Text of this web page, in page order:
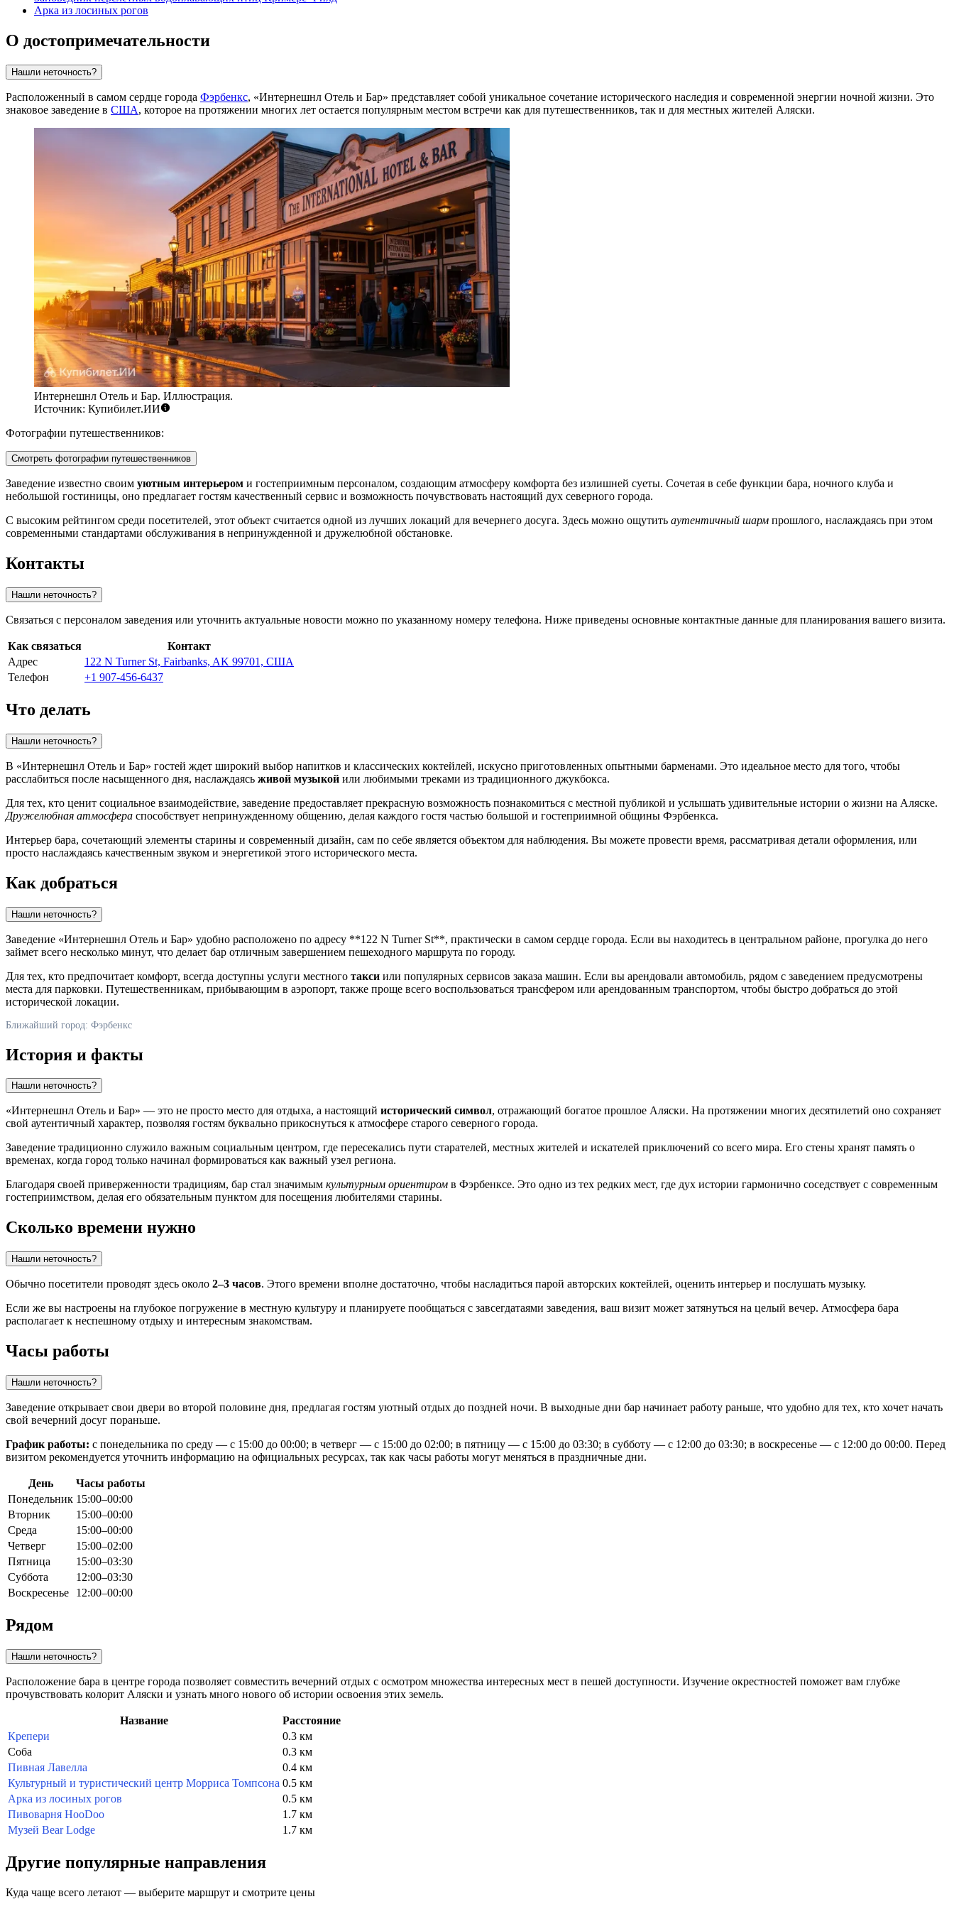
Арка из лосиных рогов
О достопримечательности
Нашли неточность?
Расположенный в самом сердце города Фэрбенкс, «Интернешнл Отель и Бар» представляет собой уникальное сочетание исторического наследия и современной энергии ночной жизни. Это
знаковое заведение в США, которое на протяжении многих лет остается популярным местом встречи как для путешественников, так и для местных жителей Аляски.
Интернешнл Отель и Бар. Иллюстрация.
Источник: Купибилет.ИИ
Фотографии путешественников:
Смотреть фотографии путешественников
Заведение известно своим уютным интерьером и гостеприимным персоналом, создающим атмосферу комфорта без излишней суеты. Сочетая в себе функции бара, ночного клуба и
небольшой гостиницы, оно предлагает гостям качественный сервис и возможность почувствовать настоящий дух северного города.
С высоким рейтингом среди посетителей, этот объект считается одной из лучших локаций для вечернего досуга. Здесь можно ощутить аутентичный шарм прошлого, наслаждаясь при этом
современными стандартами обслуживания в непринужденной и дружелюбной обстановке.
Контакты
Нашли неточность?
Связаться с персоналом заведения или уточнить актуальные новости можно по указанному номеру телефона. Ниже приведены основные контактные данные для планирования вашего визита.
Как связаться
Контакт
Адрес
122 N Turner St, Fairbanks, AK 99701, США
Телефон
+1 907-456-6437
Что делать
Нашли неточность?
В «Интернешнл Отель и Бар» гостей ждет широкий выбор напитков и классических коктейлей, искусно приготовленных опытными барменами. Это идеальное место для того, чтобы
расслабиться после насыщенного дня, наслаждаясь живой музыкой или любимыми треками из традиционного джукбокса.
Для тех, кто ценит социальное взаимодействие, заведение предоставляет прекрасную возможность познакомиться с местной публикой и услышать удивительные истории о жизни на Аляске.
Дружелюбная атмосфера способствует непринужденному общению, делая каждого гостя частью большой и гостеприимной общины Фэрбенкса.
Интерьер бара, сочетающий элементы старины и современный дизайн, сам по себе является объектом для наблюдения. Вы можете провести время, рассматривая детали оформления, или
просто наслаждаясь качественным звуком и энергетикой этого исторического места.
Как добраться
Нашли неточность?
Заведение «Интернешнл Отель и Бар» удобно расположено по адресу **122 N Turner St**, практически в самом сердце города. Если вы находитесь в центральном районе, прогулка до него
займет всего несколько минут, что делает бар отличным завершением пешеходного маршрута по городу.
Для тех, кто предпочитает комфорт, всегда доступны услуги местного такси или популярных сервисов заказа машин. Если вы арендовали автомобиль, рядом с заведением предусмотрены
места для парковки. Путешественникам, прибывающим в аэропорт, также проще всего воспользоваться трансфером или арендованным транспортом, чтобы быстро добраться до этой
исторической локации.
Ближайший город: Фэрбенкс
История и факты
Нашли неточность?
«Интернешнл Отель и Бар» — это не просто место для отдыха, а настоящий исторический символ, отражающий богатое прошлое Аляски. На протяжении многих десятилетий оно сохраняет
свой аутентичный характер, позволяя гостям буквально прикоснуться к атмосфере старого северного города.
Заведение традиционно служило важным социальным центром, где пересекались пути старателей, местных жителей и искателей приключений со всего мира. Его стены хранят память о
временах, когда город только начинал формироваться как важный узел региона.
Благодаря своей приверженности традициям, бар стал значимым культурным ориентиром в Фэрбенксе. Это одно из тех редких мест, где дух истории гармонично соседствует с современным
гостеприимством, делая его обязательным пунктом для посещения любителями старины.
Сколько времени нужно
Нашли неточность?
Обычно посетители проводят здесь около 2–3 часов. Этого времени вполне достаточно, чтобы насладиться парой авторских коктейлей, оценить интерьер и послушать музыку.
Если же вы настроены на глубокое погружение в местную культуру и планируете пообщаться с завсегдатаями заведения, ваш визит может затянуться на целый вечер. Атмосфера бара
располагает к неспешному отдыху и интересным знакомствам.
Часы работы
Нашли неточность?
Заведение открывает свои двери во второй половине дня, предлагая гостям уютный отдых до поздней ночи. В выходные дни бар начинает работу раньше, что удобно для тех, кто хочет начать
свой вечерний досуг пораньше.
График работы: с понедельника по среду — с 15:00 до 00:00; в четверг — с 15:00 до 02:00; в пятницу — с 15:00 до 03:30; в субботу — с 12:00 до 03:30; в воскресенье — с 12:00 до 00:00. Перед
визитом рекомендуется уточнить информацию на официальных ресурсах, так как часы работы могут меняться в праздничные дни.
День
Часы работы
Понедельник 15:00–00:00
Вторник
15:00–00:00
Среда
15:00–00:00
Четверг
15:00–02:00
Пятница
15:00–03:30
Суббота
12:00–03:30
Воскресенье
12:00–00:00
Рядом
Нашли неточность?
Расположение бара в центре города позволяет совместить вечерний отдых с осмотром множества интересных мест в пешей доступности. Изучение окрестностей поможет вам глубже
прочувствовать колорит Аляски и узнать много нового об истории освоения этих земель.
Название
Расстояние
Крепери
0.3 км
Соба
0.3 км
Пивная Лавелла
0.4 км
Культурный и туристический центр Морриса Томпсона 0.5 км
Арка из лосиных рогов
0.5 км
Пивоварня HooDoo
1.7 км
Музей Bear Lodge
1.7 км
Другие популярные направления
Куда чаще всего летают — выберите маршрут и смотрите цены